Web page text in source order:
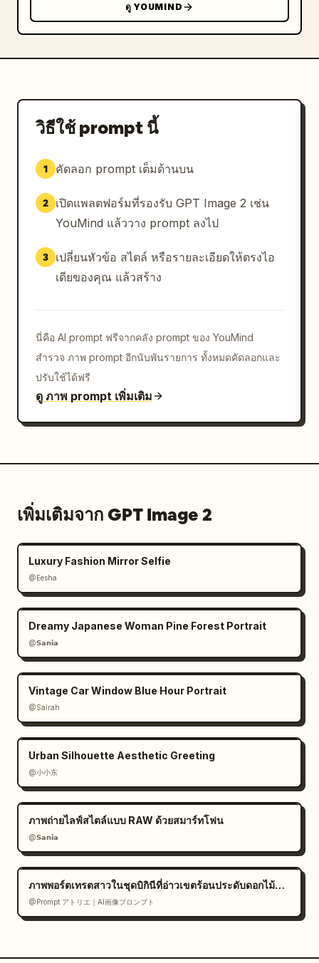
ดู YOUMIND
วิธีใช้ prompt นี้
1 คัดลอก prompt เต็มด้านบน
2
เปิดแพลตฟอร์มที่รองรับ GPT Image 2 เช่น
YouMind แล้ววาง prompt ลงไป
3
เปลี่ยนหัวข้อ สไตล์ หรือรายละเอียดให้ตรงไอ
เดียของคุณ แล้วสร้าง
นี่คือ AI prompt ฟรีจากคลัง prompt ของ YouMind
สำรวจ ภาพ prompt อีกนับพันรายการ ทั้งหมดคัดลอกและ
ปรับใช้ได้ฟรี
ดู ภาพ prompt เพิ่มเติม
เพิ่มเติมจาก GPT Image 2
Luxury Fashion Mirror Selfie
@Eesha
Dreamy Japanese Woman Pine Forest Portrait
@𝗦𝗮𝗻𝗶𝗮
Vintage Car Window Blue Hour Portrait
@Sairah
Urban Silhouette Aesthetic Greeting
@小小东
ภาพถ่ายไลฟ์สไตล์แบบ RAW ด้วยสมาร์ทโฟน
@𝗦𝗮𝗻𝗶𝗮
ภาพพอร์ตเทรตสาวในชุดบิกินีที่อ่าวเขตร้อนประดับดอกไม้สีขาว
@Prompt アトリエ｜AI画像プロンプト